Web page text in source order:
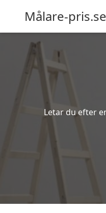
Målare-pris.se
Letar du efter